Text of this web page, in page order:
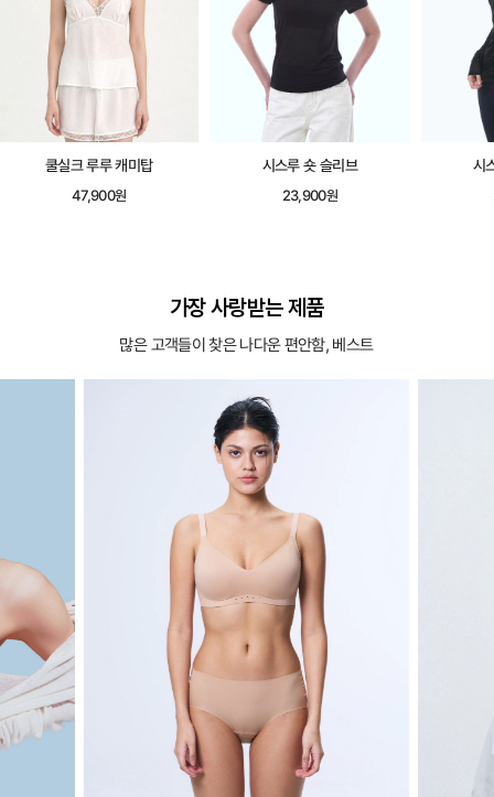
쿨실크 루루 캐미탑
47,900원
시스루 숏 슬리브
23,900원
시
가장 사랑받는 제품
많은 고객들이 찾은 나다운 편안함, 베스트